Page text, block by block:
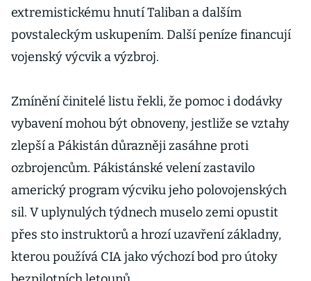
extremistickému hnutí Taliban a dalším
povstaleckým uskupením. Další peníze financují
vojenský výcvik a výzbroj.
Zmínění činitelé listu řekli, že pomoc i dodávky
vybavení mohou být obnoveny, jestliže se vztahy
zlepší a Pákistán důrazněji zasáhne proti
ozbrojencům. Pákistánské velení zastavilo
americký program výcviku jeho polovojenských
sil. V uplynulých týdnech muselo zemi opustit
přes sto instruktorů a hrozí uzavření základny,
kterou používá CIA jako výchozí bod pro útoky